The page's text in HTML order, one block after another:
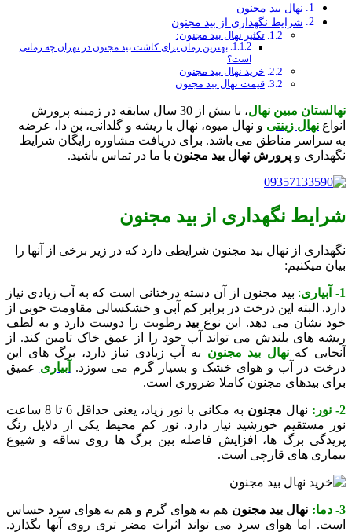
نهال بید مجنون
شرایط نگهداری از بید مجنون
تکثیر نهال بید مجنون:
بهترین زمان برای کاشت بید مجنون در تهران چه زمانی
است؟
خرید نهال بید مجنون
قیمت نهال بید مجنون
نهالستان مبین نهال
، با بیش از 30 سال سابقه در زمینه پرورش
انواع نهال زینتی و نهال میوه، نهال با ریشه و گلدانی، بن دا، عرضه
به سراسر مناطق می باشد. برای دریافت مشاوره رایگان شرایط
نگهداری و پرورش نهال بید مجنون با ما در تماس باشید.
شرایط نگهداری از بید مجنون
نگهداری از نهال بید مجنون شرایطی دارد که در زیر برخی از آنها را
بیان میکنیم:
1- آبیاری : بید مجنون از آن دسته درختانی است که به آب زیادی نیاز
دارد. البته این درخت در برابر کم آبی و خشکسالی مقاومت خوبی از
خود نشان می دهد.
این نوع بید رطوبت را دوست دارد و به لطف
ریشه های بلندش می تواند آب خود را از عمق خاک تامین کند. از
آنجایی کهنهال بید مجنون به آب زیادی نیاز دارد، برگ های این
درخت در آب و هوای خشک و بسیار گرم می سوزد.
آبیاری عمیق
برای بیدهای مجنون کاملا ضروری است.
2- نور: نهال مجنون
به مکانی با نور زیاد، یعنی حداقل 6 تا 8 ساعت
نور مستقیم خورشید نیاز دارد. نور کم محیط یکی از دلایل رنگ
پریدگی برگ ها، افزایش فاصله بین برگ ها روی ساقه و شیوع
بیماری های قارچی است.
3- دما: نهال بید مجنون هم به هوای گرم و هم به هوای سرد حساس
است. اما هوای سرد می تواند اثرات مضر تری روی آنها بگذارد.